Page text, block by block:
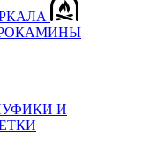
И